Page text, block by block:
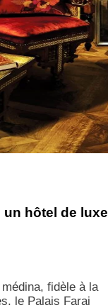
un hôtel de luxe
fidèle à la
le Palais Faraj